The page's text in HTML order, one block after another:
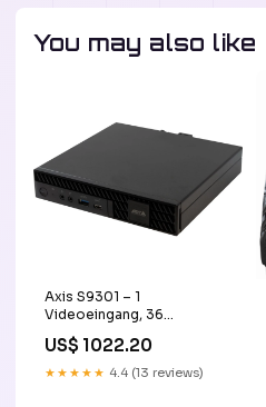
You may also like
Axis S9301 – 1
Videoeingang, 36
Wiedergabekanäle, 8192
MB, Windows 10 IoT, 100–
240 V AC, 182 × 178 × 36
US$ 1022.20
★★★★★ 4.4 (13 reviews)